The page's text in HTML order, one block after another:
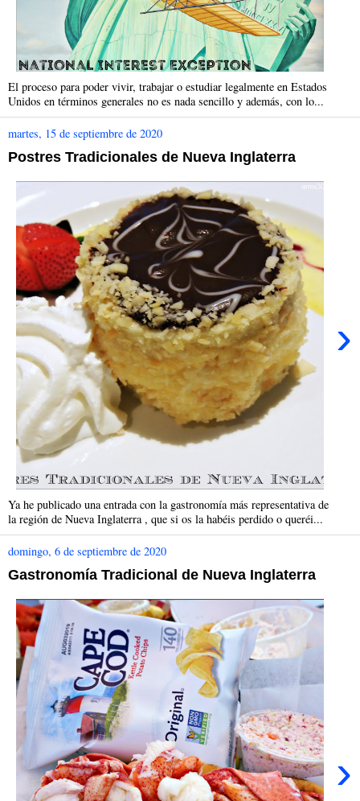
El proceso para poder vivir, trabajar o estudiar legalmente en Estados
Unidos en términos generales no es nada sencillo y además, con lo...
martes, 15 de septiembre de 2020
Postres Tradicionales de Nueva Inglaterra
›
Ya he publicado una entrada con la gastronomía más representativa de
la región de Nueva Inglaterra , que si os la habéis perdido o queréi...
domingo, 6 de septiembre de 2020
Gastronomía Tradicional de Nueva Inglaterra
›